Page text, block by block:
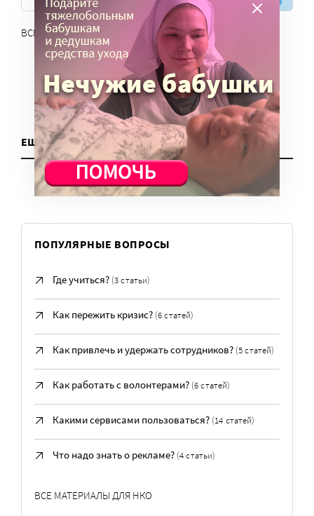
ВСЕ СЕРВИСЫ
ЕЩЕ ДЛЯ НКО
ПОПУЛЯРНЫЕ ВОПРОСЫ
Где учиться? (3 статьи)
Как пережить кризис? (6 статей)
Как привлечь и удержать сотрудников? (5 статей)
Как работать с волонтерами? (6 статей)
Какими сервисами пользоваться? (14 статей)
Что надо знать о рекламе? (4 статьи)
ВСЕ МАТЕРИАЛЫ ДЛЯ НКО